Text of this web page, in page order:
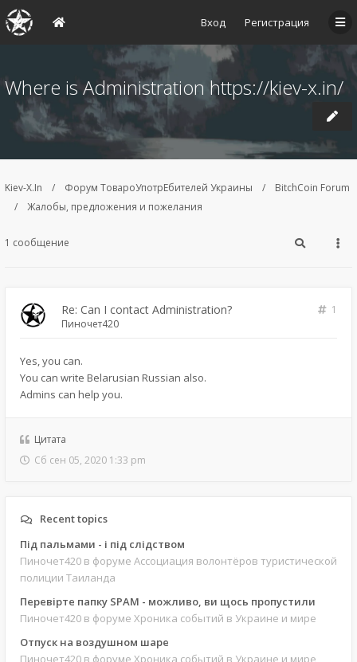
Вход Регистрация
Where is Administration https://kiev-x.in/
Kiev-X.In Форум ТовароУпотрЕбителей Украины
BitchCoin Forum
Жалобы, предложения и пожелания
1 сообщение
Re: Can I contact Administration?
1
Пиночет420
Yes, you can.
You can write Belarusian Russian also.
Admins can help you.
Цитата
Сб сен 05, 2020 1:33 pm
Recent topics
Під пальмами - і під слідством
Пиночет420 в форуме Ассоциация волонтёров туристической
полиции Таиланда
Перевірте папку SPAM - можливо, ви щось пропустили
Пиночет420 в форуме Хроника событий в Украине и мире
Отпуск на воздушном шаре
Пиночет420 в форуме Хроника событий в Украине и мире